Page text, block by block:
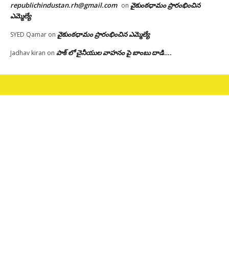
republichindustan.rh@gmail.com on వైకుంఠధామం ప్రారంభించిన
ఎమ్మెల్యే
SYED Qamar on వైకుంఠధామం ప్రారంభించిన ఎమ్మెల్యే
Jadhav kiran on పాక్ లో చైనీయుల వాహనం పై బాంబు దాడి….